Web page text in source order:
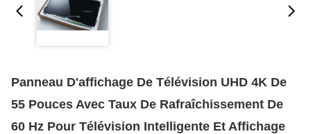
Panneau D'affichage De Télévision UHD 4K De
55 Pouces Avec Taux De Rafraîchissement De
60 Hz Pour Télévision Intelligente Et Affichage